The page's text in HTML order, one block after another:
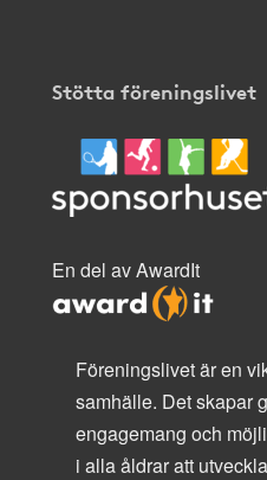
Stötta föreningslivet
En del av AwardIt
Föreningslivet är en
samhälle. Det skapar
engagemang och
i alla åldrar att